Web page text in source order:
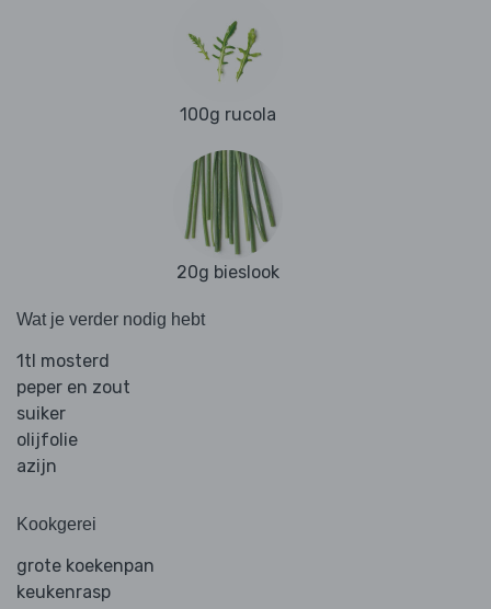
100g rucola
20g bieslook
Wat je verder nodig hebt
1tl mosterd
peper en zout
suiker
olijfolie
azijn
Kookgerei
grote koekenpan
keukenrasp